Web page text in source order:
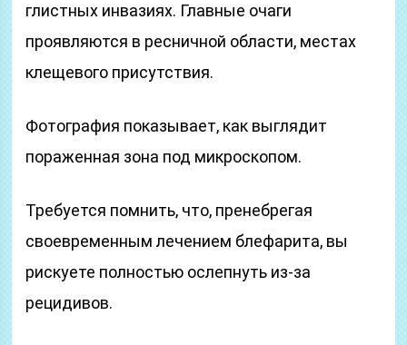
глистных инвазиях. Главные очаги
проявляются в ресничной области, местах
клещевого присутствия.
Фотография показывает, как выглядит
пораженная зона под микроскопом.
Требуется помнить, что, пренебрегая
своевременным лечением блефарита, вы
рискуете полностью ослепнуть из-за
рецидивов.